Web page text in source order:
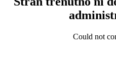
Could not